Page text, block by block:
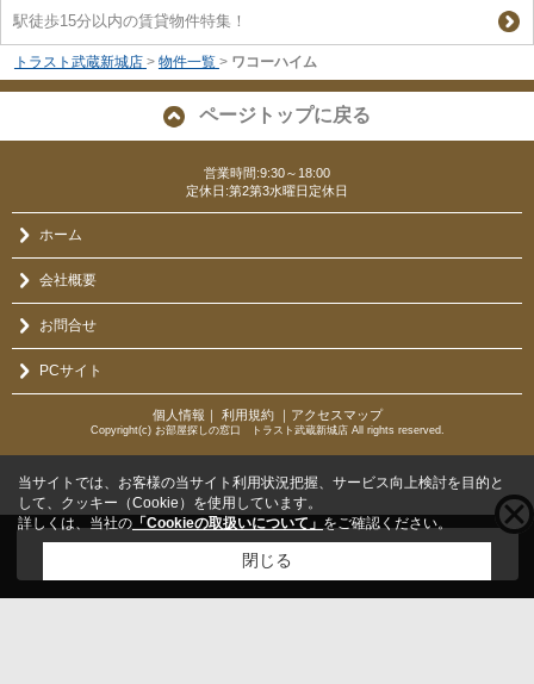
駅徒歩15分以内の賃貸物件特集！
トラスト武蔵新城店 > 物件一覧 > ワコーハイム
ページトップに戻る
営業時間:9:30～18:00
定休日:第2第3水曜日定休日
ホーム
会社概要
お問合せ
PCサイト
個人情報 利用規約｜ アクセスマップ
Copyright(c) お部屋探しの窓口 トラスト武蔵新城店 All rights reserved.
こちらの物件をご覧の方にお勧めな物件
当サイトでは、お客様の当サイト利用状況把握、サービス向上検討を目的と
して、クッキー（Cookie）を使用しています。
詳しくは、当社の 「Cookieの取扱いについて」 をご確認ください。
閉じる